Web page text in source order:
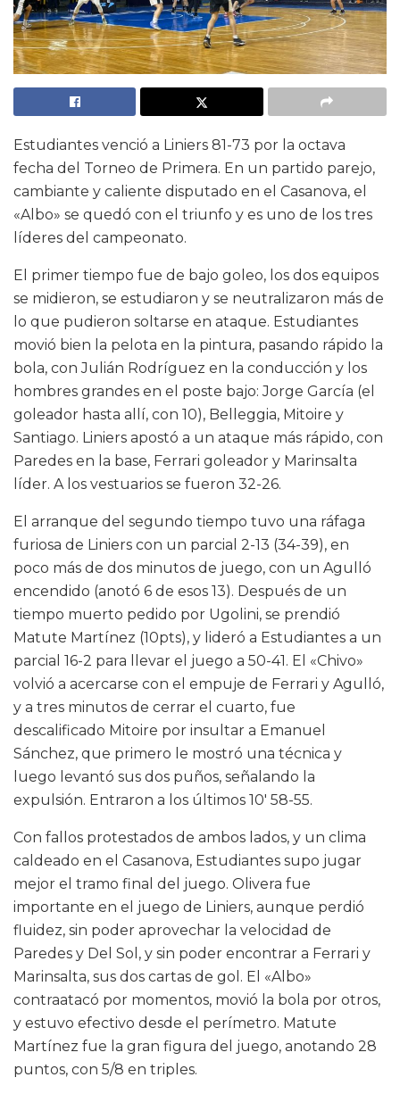
Estudiantes venció a Liniers 81-73 por la octava
fecha del Torneo de Primera. En un partido parejo,
cambiante y caliente disputado en el Casanova, el
«Albo» se quedó con el triunfo y es uno de los tres
líderes del campeonato.
El primer tiempo fue de bajo goleo, los dos equipos
se midieron, se estudiaron y se neutralizaron más de
lo que pudieron soltarse en ataque. Estudiantes
movió bien la pelota en la pintura, pasando rápido la
bola, con Julián Rodríguez en la conducción y los
hombres grandes en el poste bajo: Jorge García (el
goleador hasta allí, con 10), Belleggia, Mitoire y
Santiago. Liniers apostó a un ataque más rápido, con
Paredes en la base, Ferrari goleador y Marinsalta
líder. A los vestuarios se fueron 32-26.
El arranque del segundo tiempo tuvo una ráfaga
furiosa de Liniers con un parcial 2-13 (34-39), en
poco más de dos minutos de juego, con un Agulló
encendido (anotó 6 de esos 13). Después de un
tiempo muerto pedido por Ugolini, se prendió
Matute Martínez (10pts), y lideró a Estudiantes a un
parcial 16-2 para llevar el juego a 50-41. El «Chivo»
volvió a acercarse con el empuje de Ferrari y Agulló,
y a tres minutos de cerrar el cuarto, fue
descalificado Mitoire por insultar a Emanuel
Sánchez, que primero le mostró una técnica y
luego levantó sus dos puños, señalando la
expulsión. Entraron a los últimos 10′ 58-55.
Con fallos protestados de ambos lados, y un clima
caldeado en el Casanova, Estudiantes supo jugar
mejor el tramo final del juego. Olivera fue
importante en el juego de Liniers, aunque perdió
fluidez, sin poder aprovechar la velocidad de
Paredes y Del Sol, y sin poder encontrar a Ferrari y
Marinsalta, sus dos cartas de gol. El «Albo»
contraatacó por momentos, movió la bola por otros,
y estuvo efectivo desde el perímetro. Matute
Martínez fue la gran figura del juego, anotando 28
puntos, con 5/8 en triples.